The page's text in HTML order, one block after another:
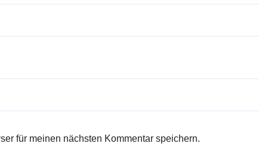
für meinen nächsten Kommentar speichern.